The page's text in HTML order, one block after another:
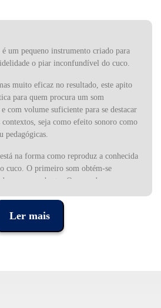
um pequeno instrumento criado para
o piar inconfundível do cuco.
muito eficaz no resultado, este apito
para quem procura um som
com volume suficiente para se destacar
seja como efeito sonoro como
pedagógicas.
na forma como reproduz a conhecida
cuco. O primeiro som obtém-se
paragem aberto. O segundo surge ao
Esta mecânica simples
intuitiva um som natural que todos
tornando o apito fácil de usar tanto por
Ler mais